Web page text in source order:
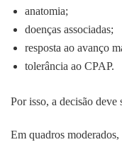
anatomia;
doenças associadas;
resposta ao avanço
tolerância ao CPAP.
Por isso, a decisão
Em quadros